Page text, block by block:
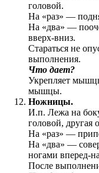
головой.
На «раз» —
На «два» —
вверх-вниз.
Стараться не
выполнения.
Что дает?
Укрепляет
мышцы.
Ножницы.
И.п. Лежа на
головой, другая
На «раз» —
На «два» —
ногами вперед-
После